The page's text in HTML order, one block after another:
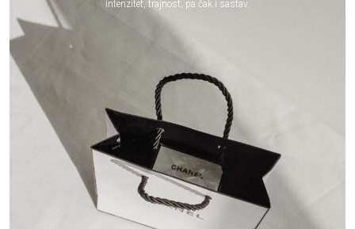
intenzitet, trajnost, pa čak i sastav.